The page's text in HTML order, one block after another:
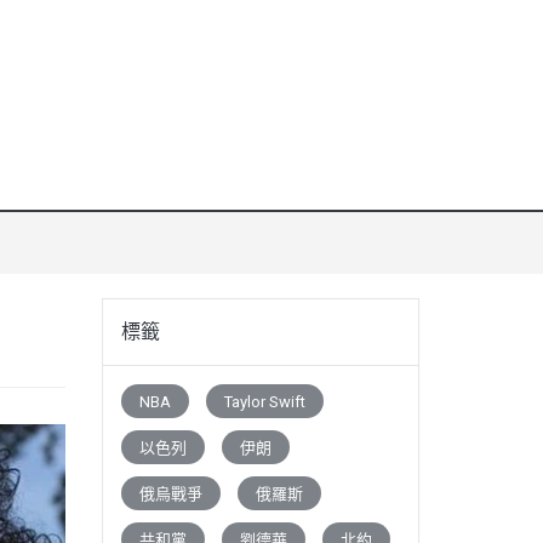
標籤
NBA Taylor Swift
以色列 伊朗
俄烏戰爭 俄羅斯